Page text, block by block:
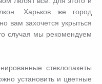
Харьков же город
вам захочется укрыться
случая мы рекомендуем
стеклопакеты
установить и цветные